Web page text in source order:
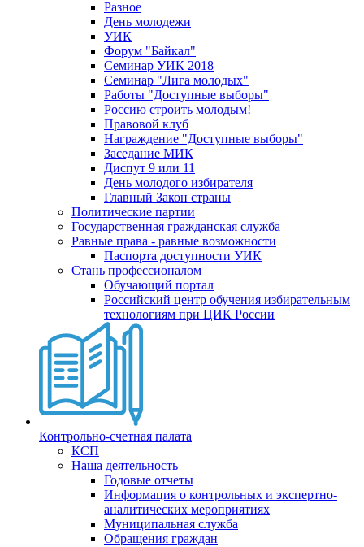
Разное
День молодежи
УИК
Форум "Байкал"
Семинар УИК 2018
Семинар "Лига молодых"
Работы "Доступные выборы"
Россию строить молодым!
Правовой клуб
Награждение "Доступные выборы"
Заседание МИК
Диспут 9 или 11
День молодого избирателя
Главный Закон страны
Политические партии
Государственная гражданская служба
Равные права - равные возможности
Паспорта доступности УИК
Стань профессионалом
Обучающий портал
Российский центр обучения избирательным
технологиям при ЦИК России
Контрольно-счетная палата
КСП
Наша деятельность
Годовые отчеты
Информация о контрольных и экспертно-
аналитических мероприятиях
Муниципальная служба
Обращения граждан